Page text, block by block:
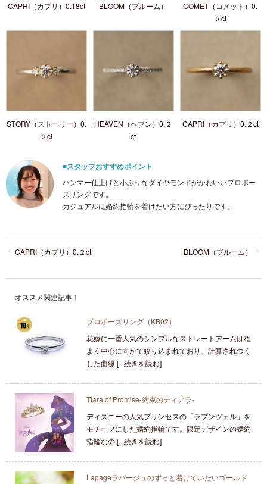
CAPRI（カプリ）0.18ct BLOOM（ブルーム）
COMET（コメット）0.
２ct
STORY（ストーリー）0.
２ct
HEAVEN（ヘブン）0.２
ct
CAPRI（カプリ）0.２ct
■スタッフおすすめポイント
ハンマー仕上げと小ぶりなダイヤモンドがかわいいプロポー
ズリングです。
カジュアルに婚約指輪を着けたい方にぴったりです。
BLOOM（ブルーム）
CAPRI（カプリ）0.２ct
オススメ関連記事！
プロポーズリング（KB02）
花嫁に一番人気のシンプルなストレートアームは程
よく中心に向かて絞り込まれており、計算されつく
した曲線 [...続きを読む]
Tiara of Promise-約束のティアラ‐
ディズニーの人気プリンセスの「ラプンツェル」を
モチーフにした婚約指輪です。限定デザインの婚約
指輪なの [...続きを読む]
Lapageラパージュのずっと着けていたいゴールド